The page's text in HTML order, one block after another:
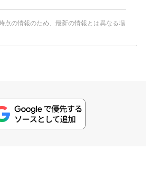
点の情報のため、最新の情報とは異なる場